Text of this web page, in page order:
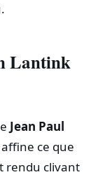
Lantink
Jean Paul
ce que
rendu clivant